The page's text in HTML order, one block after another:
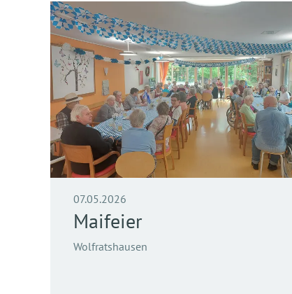
07.05.2026
Maifeier
Wolfratshausen